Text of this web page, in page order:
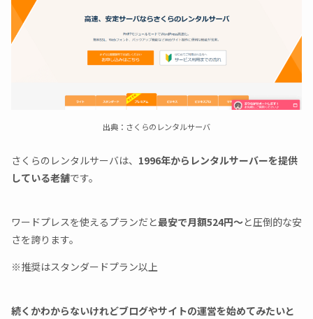
出典：さくらのレンタルサーバ
さくらのレンタルサーバは、 1996年からレンタルサーバーを提供
している老舗です。
ワードプレスを使えるプランだと最安で月額524円～と圧倒的な安
さを誇ります。
※推奨はスタンダードプラン以上
続くかわからないけれどブログやサイトの運営を始めてみたいと